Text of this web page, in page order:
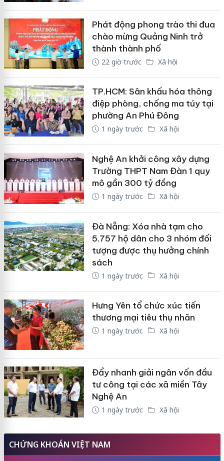
Phát động phong trào thi đua
chào mừng Quảng Ninh trở
thành thành phố
22 giờ trước Xã hội
TP.HCM: Sân khấu hóa thông
điệp phòng, chống ma túy tại
phường An Phú Đông
1 ngày trước Xã hội
Nghệ An khởi công xây dựng
Trường THPT Nam Đàn 1 quy
mô gần 300 tỷ đồng
1 ngày trước Xã hội
Đà Nẵng: Xóa nhà tạm cho
5.757 hộ dân cho 3 nhóm đối
tượng được thụ hưởng chính
sách
1 ngày trước Xã hội
Hưng Yên tổ chức xúc tiến
thương mại tiêu thụ nhãn
1 ngày trước Xã hội
Đẩy nhanh giải ngân vốn đầu
tư công tại các xã miền Tây
Nghệ An
1 ngày trước Xã hội
CHỨNG KHOÁN VIỆT NAM